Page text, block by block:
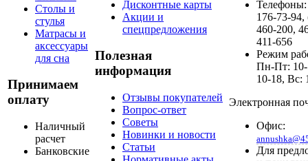
Столы и
стулья
Матрасы и
аксессуары
для сна
Принимаем
оплату
Наличный
расчет
Банковские
Дисконтные карты
Акции и
спецпредложения
Полезная
информация
Отзывы покупателей
Вопрос-ответ
Советы
Новинки и новости
Статьи
Телефоны:
176-73-94,
460-200,
411-656
Режим
Пн-Пт:
10-18, Вс:
Электронная
Офис:
Для